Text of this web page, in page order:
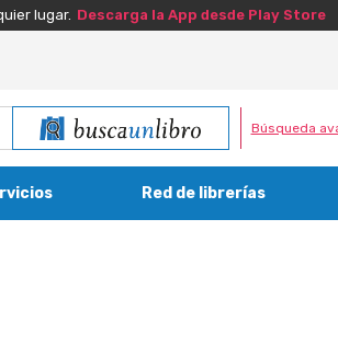
lugar. Descarga la App desde Play Store
Búsqueda
Red de librerías